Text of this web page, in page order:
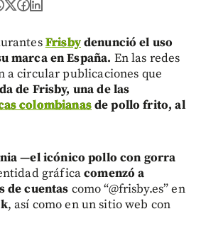
Frisbydenunció el uso
marca en España. En las redes
a circular publicaciones que
de Frisby, una de las
colombianasde pollo frito, al
—el icónico pollo con gorra
gráficacomenzó a
de cuentas como “@frisby.es” en
, así como en un sitio web con